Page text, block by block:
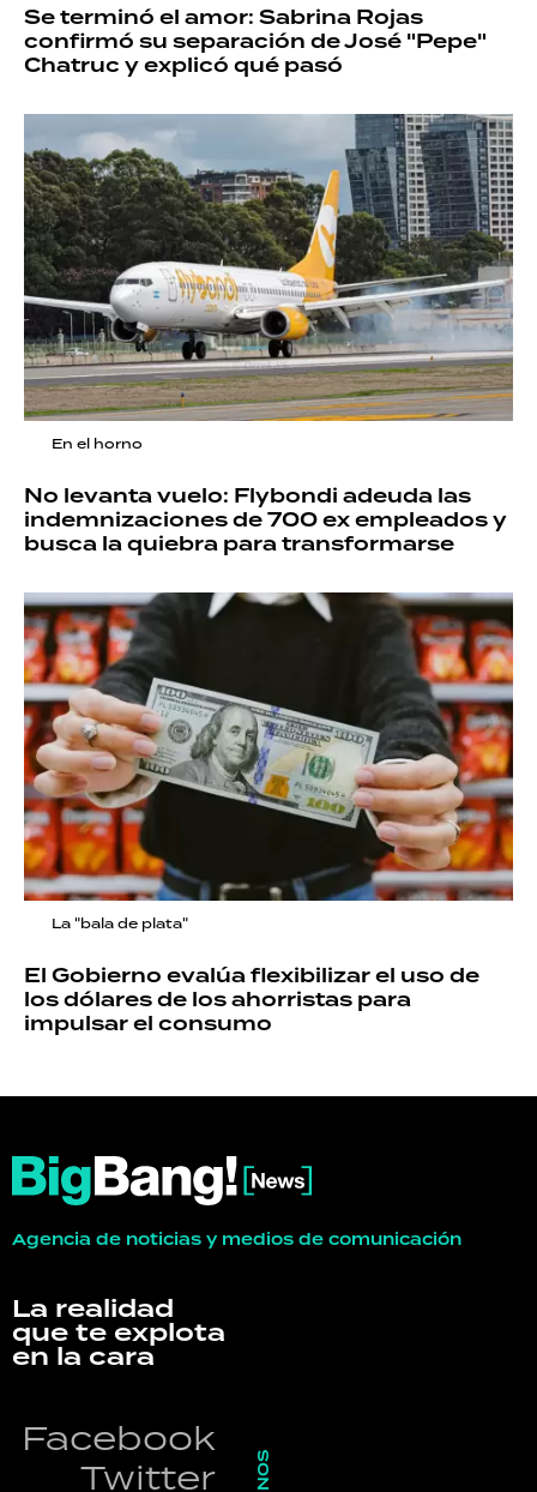
Se terminó el amor: Sabrina Rojas
confirmó su separación de José "Pepe"
Chatruc y explicó qué pasó
En el horno
No levanta vuelo: Flybondi adeuda las
indemnizaciones de 700 ex empleados y
busca la quiebra para transformarse
La "bala de plata"
El Gobierno evalúa flexibilizar el uso de
los dólares de los ahorristas para
impulsar el consumo
Agencia de noticias y medios de comunicación
La realidad
que te explota
en la cara
Facebook
Twitter